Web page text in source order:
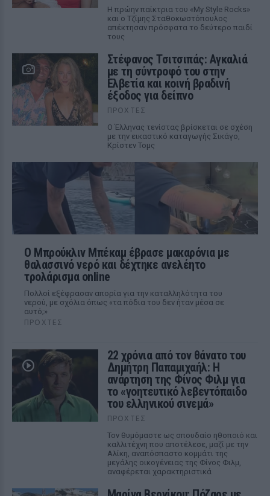
Η πρώην παίκτρια του «My Style Rocks»
και ο Τζίμης Σταθοκωστόπουλος
απέκτησαν πρόσφατα το δεύτερο παιδί
τους
Στέφανος Τσιτσιπάς: Αγκαλιά
με τη σύντροφό του στην
Ελβετία και κοινή βραδινή
έξοδος για δείπνο
ΠΡΟΧΤΈΣ
Ο Έλληνας τενίστας βρίσκεται σε σχέση
με την εικαστικό καταγωγής Σικάγο,
Κρίστεν Τομς
Ο Μπρούκλιν Μπέκαμ έβρασε μακαρόνια με
θαλασσινό νερό και δέχτηκε ανελέητο
τρολάρισμα online
Πολλοί εξέφρασαν απορία για την καταλληλότητα του
νερού, με σχόλια όπως «τα πόδια του δεν ήταν μέσα σε
αυτό;»
ΠΡΟΧΤΈΣ
22 χρόνια από τον θάνατο του
Δημήτρη Παπαμιχαήλ: Η
ανάρτηση της Φίνος Φιλμ για
το «γοητευτικό λεβεντόπαιδο
του ελληνικού σινεμά»
ΠΡΟΧΤΈΣ
Τον θυμόμαστε ως σπουδαίο ηθοποιό και
καλλιτέχνη που αποτέλεσε, μαζί με την
Αλίκη, αναπόσπαστο κομμάτι της
μεγάλης οικογένειας της Φίνος Φιλμ,
αναφέρεται χαρακτηριστικά